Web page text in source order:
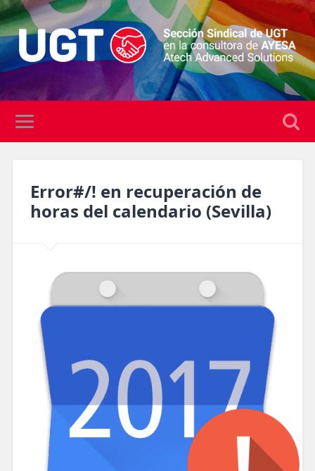
Error#/! en recuperación de
horas del calendario (Sevilla)